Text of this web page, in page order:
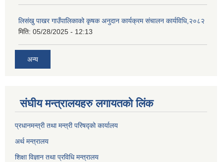
लिसंखु पाखर गाउँपालिकाको कृषक अनुदान कार्यक्रम संचालन कार्यविधि,२०८२
मिति: 05/28/2025 - 12:13
अन्य
संघीय मन्त्रालयहरु लगायतको लिंक
प्रधानमन्त्री तथा मन्त्री परिषद्को कार्यालय
अर्थ मन्त्रालय
शिक्षा विज्ञान तथा प्रविधि मन्त्रालय